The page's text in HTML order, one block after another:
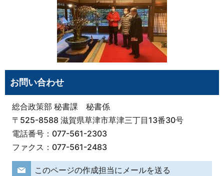
お問い合わせ
総合政策部 秘書課 秘書係
〒525-8588 滋賀県草津市草津三丁目13番30号
電話番号：077-561-2303
ファクス：077-561-2483
このページの作成担当にメールを送る